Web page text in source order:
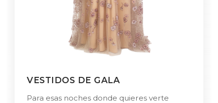
VESTIDOS DE GALA
Para esas noches donde quieres verte